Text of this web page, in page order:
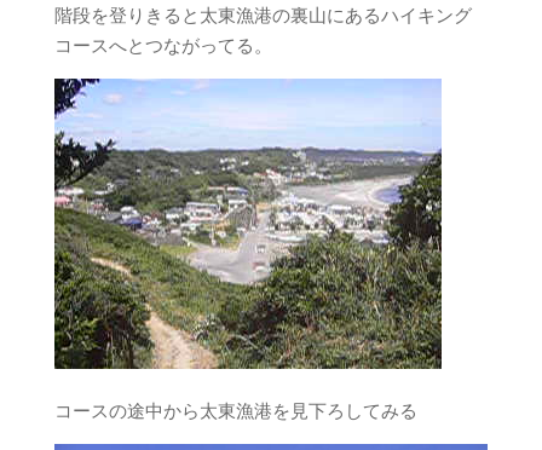
階段を登りきると太東漁港の裏山にあるハイキング
コースへとつながってる。
コースの途中から太東漁港を見下ろしてみる